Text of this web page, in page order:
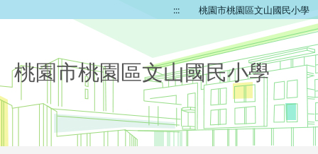
::: 桃園市桃園區文山國民小學
桃園市桃園區文山國民小學